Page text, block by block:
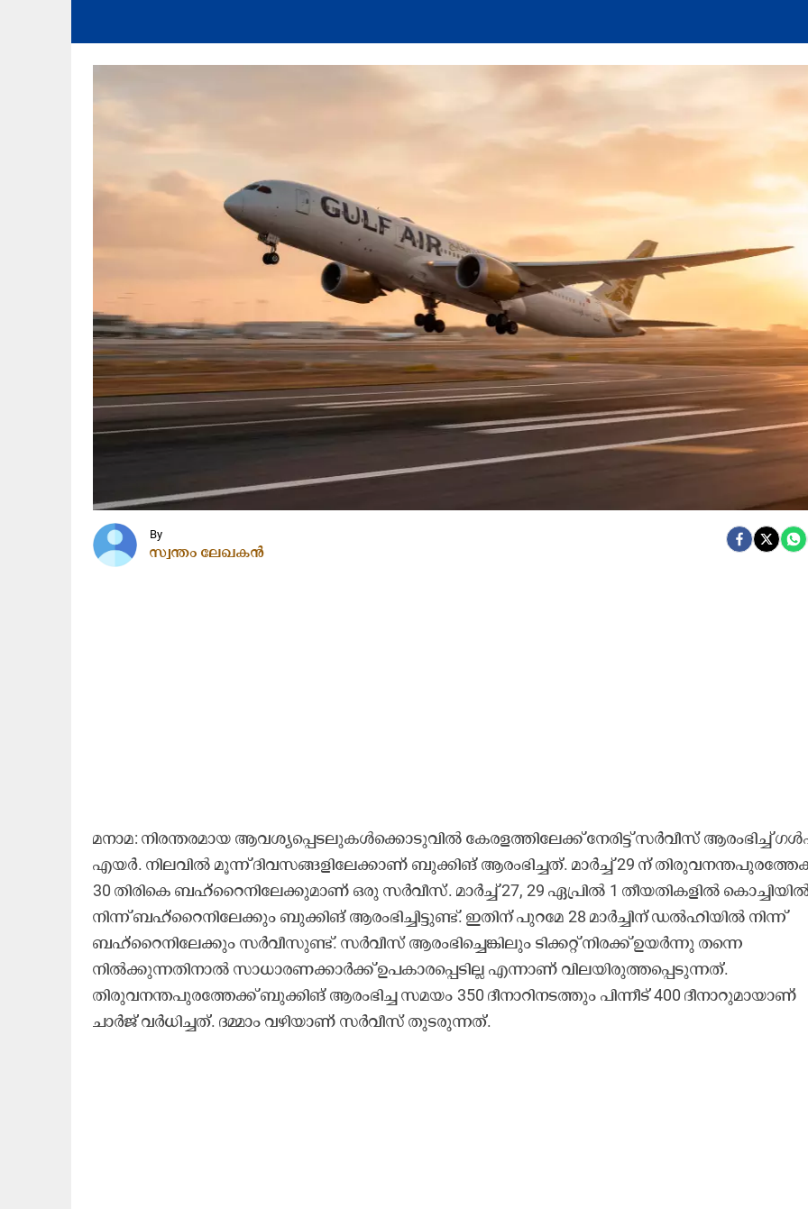
By
സ്വന്തം ലേഖകൻ
മനാമ: നിരന്തരമായ ആവശ്യപ്പെടലുകൾക്കൊടുവിൽ കേരളത്തിലേക്ക് നേരിട്ട് സർവീസ് ആരംഭിച്ച്
എ‍‍യർ. നിലവിൽ മൂന്ന് ദിവസങ്ങളിലേക്കാണ് ബുക്കിങ് ആരംഭിച്ചത്. മാർച്ച് 29 ന്
30 തിരികെ ബഹ്റൈനിലേക്കുമാണ് ഒരു സർവീസ്. മാർച്ച് 27, 29 ഏപ്രിൽ 1 തീയതികളിൽ
നിന്ന് ബഹ്റൈനിലേക്കും ബുക്കിങ് ആരംഭിച്ചിട്ടുണ്ട്. ഇതിന് പുറമേ 28 മാർച്ചിന് ഡൽഹിയിൽ നിന്ന്
ബഹ്റൈനിലേക്കും സർവീസുണ്ട്. സർവീസ് ആരംഭിച്ചെങ്കിലും ടിക്കറ്റ് നിരക്ക് ഉയർന്നു തന്നെ
നിൽക്കുന്നതിനാൽ സാധാരണക്കാർക്ക് ഉപകാരപ്പെടില്ല എന്നാണ് വിലയിരുത്തപ്പെടുന്നത്.
തിരുവനന്തപുരത്തേക്ക് ബുക്കിങ് ആരംഭിച്ച സമയം 350 ദീനാറിനടത്തും പിന്നീട് 400 ദീനാറുമായാണ്
ചാർജ് വർധിച്ചത്. ദമ്മാം വഴിയാണ് സർവീസ് തുടരുന്നത്.